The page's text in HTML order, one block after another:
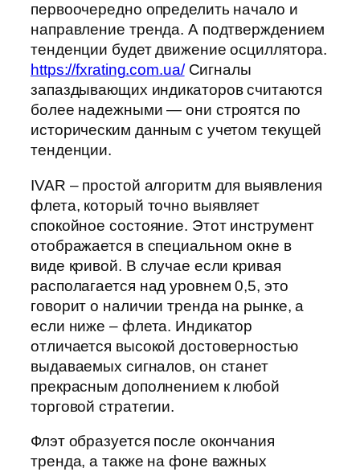
первоочередно определить начало и
направление тренда. А подтверждением
тенденции будет движение осциллятора.
https://fxrating.com.ua/Сигналы
запаздывающих индикаторов считаются
более надежными — они строятся по
историческим данным с учетом текущей
тенденции.
IVAR – простой алгоритм для выявления
флета, который точно выявляет
спокойное состояние. Этот инструмент
отображается в специальном окне в
виде кривой. В случае если кривая
располагается над уровнем 0,5, это
говорит о наличии тренда на рынке, а
если ниже – флета. Индикатор
отличается высокой достоверностью
выдаваемых сигналов, он станет
прекрасным дополнением к любой
торговой стратегии.
Флэт образуется после окончания
тренда, а также на фоне важных